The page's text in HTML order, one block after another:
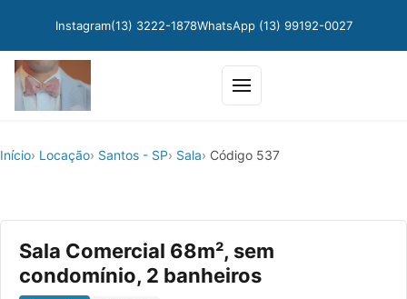
Instagram(13) 3222-1878WhatsApp (13) 99192-0027
Abrir menu
Início Locação Santos - SP Sala Código 537
Sala Comercial 68m², sem
condomínio, 2 banheiros